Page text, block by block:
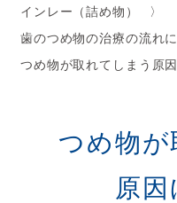
インレー（詰め物）
歯のつめ物の治療の流れ
つめ物が取れてしまう原
つめ物が
原因